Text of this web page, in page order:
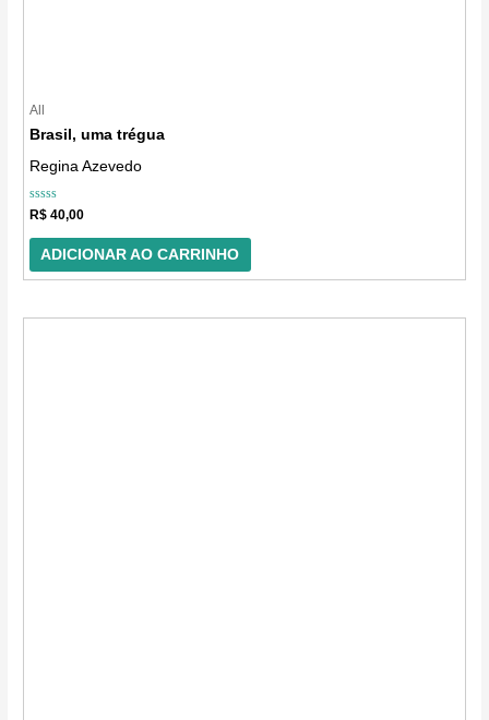
All
Brasil, uma trégua
Regina Azevedo
Avaliação
de
R$ 40,00
ADICIONAR AO CARRINHO